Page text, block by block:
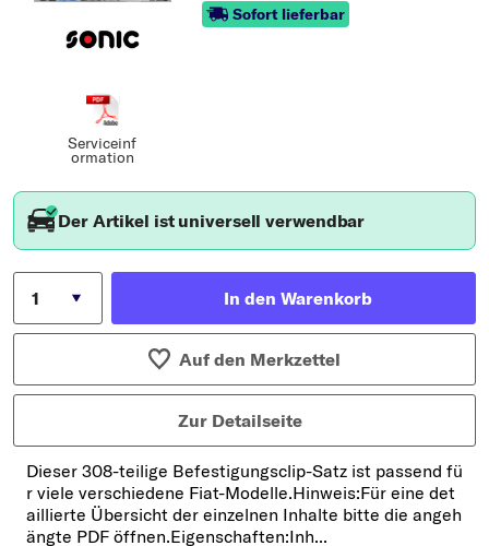
Serviceinf
ormation
Sofort lieferbar
Der Artikel ist universell verwendbar
In den Warenkorb
Auf den Merkzettel
Zur Detailseite
Dieser 308-teilige Befestigungsclip-Satz ist passend fü
r viele verschiedene Fiat-Modelle.Hinweis:Für eine det
aillierte Übersicht der einzelnen Inhalte bitte die angeh
ängte PDF öffnen.Eigenschaften:Inh...